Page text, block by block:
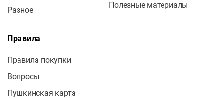
Разное
Полезные материалы
Правила
Правила покупки
Вопросы
Пушкинская карта